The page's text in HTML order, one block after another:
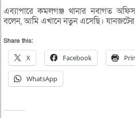
এব্যাপারে কমলগঞ্জ থানার নবাগত
বলেন, আমি এখানে নতুন এসেছি। যানজটের
Share this:
X Facebook
WhatsApp